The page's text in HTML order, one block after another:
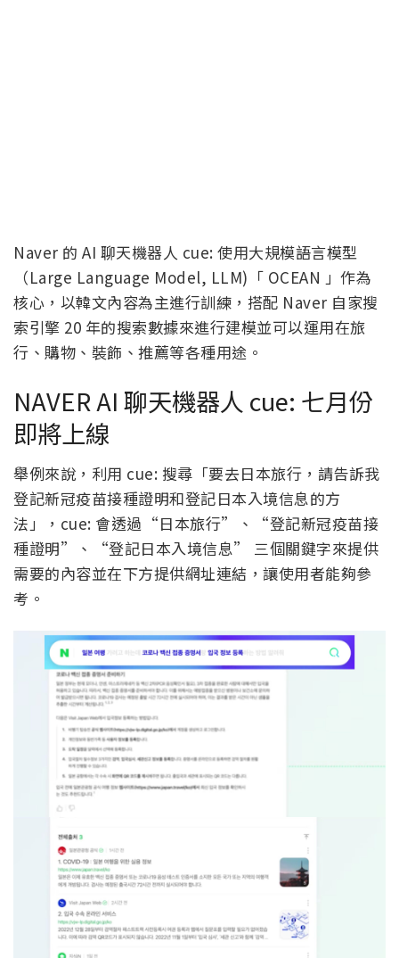
Naver 的 AI 聊天機器人 cue: 使用大規模語言模型
（Large Language Model, LLM)「 OCEAN 」作為
核心，以韓文內容為主進行訓練，搭配 Naver 自家搜
索引擎 20 年的搜索數據來進行建模並可以運用在旅
行、購物、裝飾、推薦等各種用途。
NAVER AI 聊天機器人 cue: 七月份
即將上線
舉例來說，利用 cue: 搜尋「要去日本旅行，請告訴我
登記新冠疫苗接種證明和登記日本入境信息的方
法」，cue: 會透過“日本旅行”、“登記新冠疫苗接
種證明”、“登記日本入境信息” 三個關鍵字來提供
需要的內容並在下方提供網址連結，讓使用者能夠參
考。